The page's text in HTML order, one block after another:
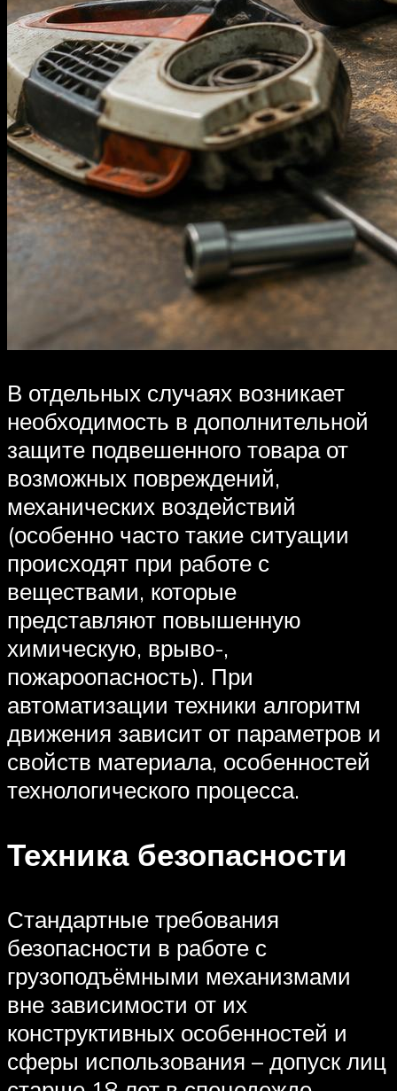
В отдельных случаях возникает
необходимость в дополнительной
защите подвешенного товара от
возможных повреждений,
механических воздействий
(особенно часто такие ситуации
происходят при работе с
веществами, которые
представляют повышенную
химическую, врыво-,
пожароопасность). При
автоматизации техники алгоритм
движения зависит от параметров и
свойств материала, особенностей
технологического процесса.
Техника безопасности
Стандартные требования
безопасности в работе с
грузоподъёмными механизмами
вне зависимости от их
конструктивных особенностей и
сферы использования – допуск лиц